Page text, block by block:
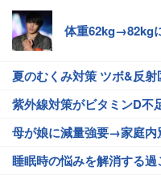
体重62kg→82kg
夏のむくみ対策 ツボ&反射
紫外線対策がビタミンD不
母が娘に減量強要→家庭内
睡眠時の悩みを解消する過